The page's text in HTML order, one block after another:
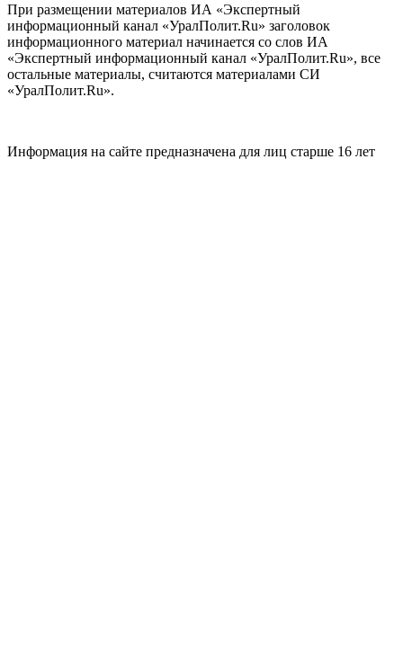
При размещении материалов ИА «Экспертный
информационный канал «УралПолит.Ru» заголовок
информационного материал начинается со слов ИА
«Экспертный информационный канал «УралПолит.Ru», все
остальные материалы, считаются материалами СИ
«УралПолит.Ru».
Информация на сайте предназначена для лиц старше 16 лет